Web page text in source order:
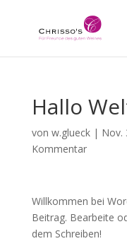
Hallo
von w.glueck| Nov.
Kommentar
Willkommen bei
Beitrag. Bearbeite
dem Schreiben!